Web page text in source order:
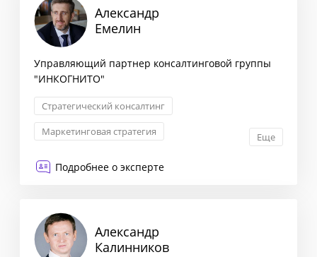
Александр
Емелин
Управляющий партнер консалтинговой группы
"ИНКОГНИТО"
Стратегический консалтинг
Маркетинговая стратегия
Еще
Подробнее о эксперте
Александр
Калинников